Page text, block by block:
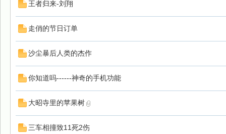
王者归来-刘翔
走俏的节日订单
沙尘暴后人类的杰作
你知道吗------神奇的手机功能
大昭寺里的苹果树
三车相撞致11死2伤